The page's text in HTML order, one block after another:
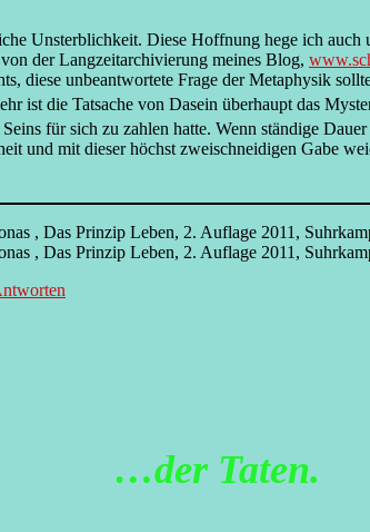
Unsterblichkeit. Diese Hoffnung hege ich
der Langzeitarchivierung meines Blog,
diese unbeantwortete Frage der Metaphysik
ist die Tatsache von Dasein überhaupt das
für sich zu zahlen hatte. Wenn ständige
und mit dieser höchst zweischneidigen Gabe
, Das Prinzip Leben, 2. Auflage 2011,
, Das Prinzip Leben, 2. Auflage 2011,
…der Taten.